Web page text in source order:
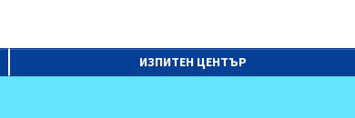
ИЗПИТЕН ЦЕНТЪР